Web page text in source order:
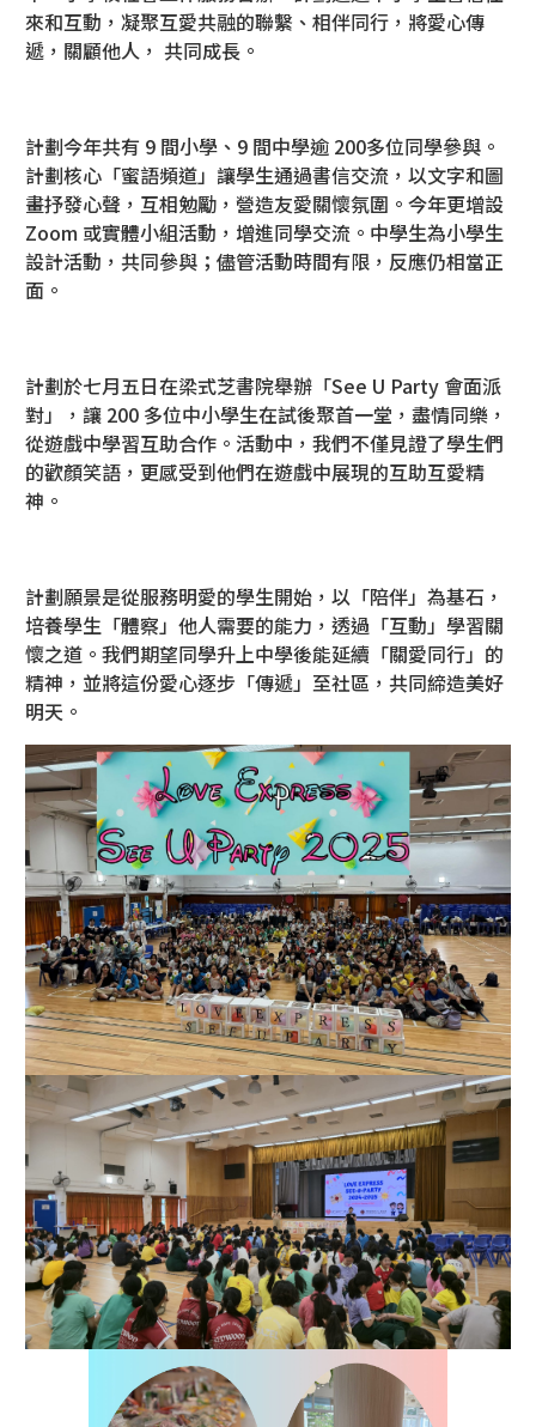
來和互動，凝聚互愛共融的聯繫、相伴同行，將愛心傳
遞，關顧他人， 共同成長。
計劃今年共有 9 間小學、9 間中學逾 200多位同學參與。
計劃核心「蜜語頻道」讓學生通過書信交流，以文字和圖
畫抒發心聲，互相勉勵，營造友愛關懷氛圍。今年更增設
Zoom 或實體小組活動，增進同學交流。中學生為小學生
設計活動，共同參與；儘管活動時間有限，反應仍相當正
面。
計劃於七月五日在梁式芝書院舉辦「See U Party 會面派
對」，讓 200 多位中小學生在試後聚首一堂，盡情同樂，
從遊戲中學習互助合作。活動中，我們不僅見證了學生們
的歡顏笑語，更感受到他們在遊戲中展現的互助互愛精
神。
計劃願景是從服務明愛的學生開始，以「陪伴」為基石，
培養學生「體察」他人需要的能力，透過「互動」學習關
懷之道。我們期望同學升上中學後能延續「關愛同行」的
精神，並將這份愛心逐步「傳遞」至社區，共同締造美好
明天。